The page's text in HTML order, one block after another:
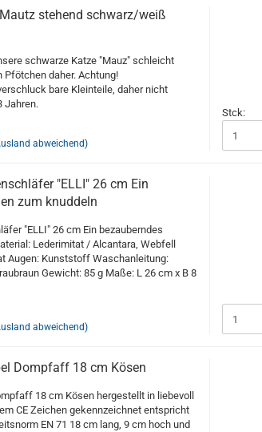
stehend schwarz/weiß
schwarze Katze "Mauz" schleicht
daher. Achtung!
bare Kleinteile, daher nicht
Jahren.
abweichend)
Stck:
"ELLI" 26 cm Ein
zum knuddeln
"ELLI" 26 cm Ein bezauberndes
Lederimitat / Alcantara, Webfell
Augen: Kunststoff Waschanleitung:
Gewicht: 85 g Maße: L 26 cm x B 8
abweichend)
Dompfaff 18 cm Kösen
18 cm Kösen hergestellt in liebevoll
CE Zeichen gekennzeichnet entspricht
EN 71 18 cm lang, 9 cm hoch und